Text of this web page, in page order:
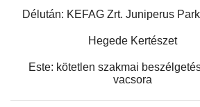
Délután: KEFAG Zrt. Juniperus
Hegede Kertészet
Este: kötetlen szakmai
vacsora